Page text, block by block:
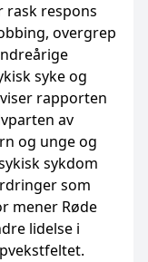
rask respons
overgrep
syke og
rapporten
av
og unge og
sykdom
som
mener Røde
lidelse i